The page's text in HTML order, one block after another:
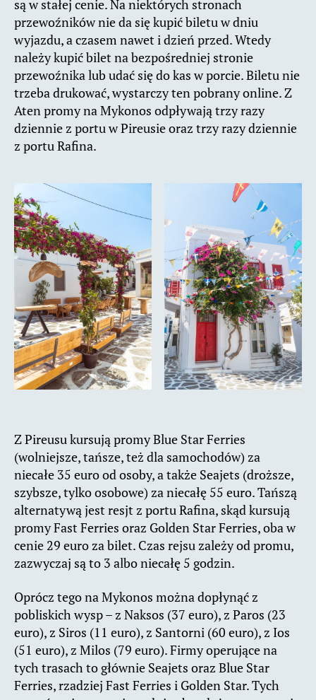
są w stałej cenie. Na niektórych stronach
przewoźników nie da się kupić biletu w dniu
wyjazdu, a czasem nawet i dzień przed. Wtedy
należy kupić bilet na bezpośredniej stronie
przewoźnika lub udać się do kas w porcie. Biletu nie
trzeba drukować, wystarczy ten pobrany online. Z
Aten promy na Mykonos odpływają trzy razy
dziennie z portu w Pireusie oraz trzy razy dziennie
z portu Rafina.
Z Pireusu kursują promy Blue Star Ferries
(wolniejsze, tańsze, też dla samochodów) za
niecałe 35 euro od osoby, a także Seajets (droższe,
szybsze, tylko osobowe) za niecałę 55 euro. Tańszą
alternatywą jest resjt z portu Rafina, skąd kursują
promy Fast Ferries oraz Golden Star Ferries, oba w
cenie 29 euro za bilet. Czas rejsu zależy od promu,
zazwyczaj są to 3 albo niecałę 5 godzin.
Oprócz tego na Mykonos można dopłynąć z
pobliskich wysp – z Naksos (37 euro), z Paros (23
euro), z Siros (11 euro), z Santorni (60 euro), z Ios
(51 euro), z Milos (79 euro). Firmy operujące na
tych trasach to głównie Seajets oraz Blue Star
Ferries, rzadziej Fast Ferries i Golden Star. Tych